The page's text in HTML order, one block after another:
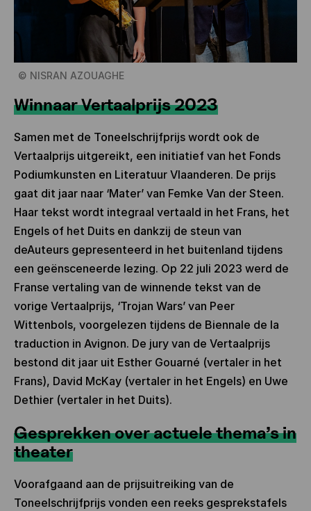
© NISRAN AZOUAGHE
Winnaar Vertaalprijs 2023
Samen met de Toneelschrijfprijs wordt ook de
Vertaalprijs uitgereikt, een initiatief van het Fonds
Podiumkunsten en Literatuur Vlaanderen. De prijs
gaat dit jaar naar ‘Mater’ van Femke Van der Steen.
Haar tekst wordt integraal vertaald in het Frans, het
Engels of het Duits en dankzij de steun van
deAuteurs gepresenteerd in het buitenland tijdens
een geënsceneerde lezing. Op 22 juli 2023 werd de
Franse vertaling van de winnende tekst van de
vorige Vertaalprijs, ‘Trojan Wars’ van Peer
Wittenbols, voorgelezen tijdens de Biennale de la
traduction in Avignon. De jury van de Vertaalprijs
bestond dit jaar uit Esther Gouarné (vertaler in het
Frans), David McKay (vertaler in het Engels) en Uwe
Dethier (vertaler in het Duits).
Gesprekken over actuele thema’s in
theater
Voorafgaand aan de prijsuitreiking van de
Toneelschrijfprijs vonden een reeks gesprekstafels